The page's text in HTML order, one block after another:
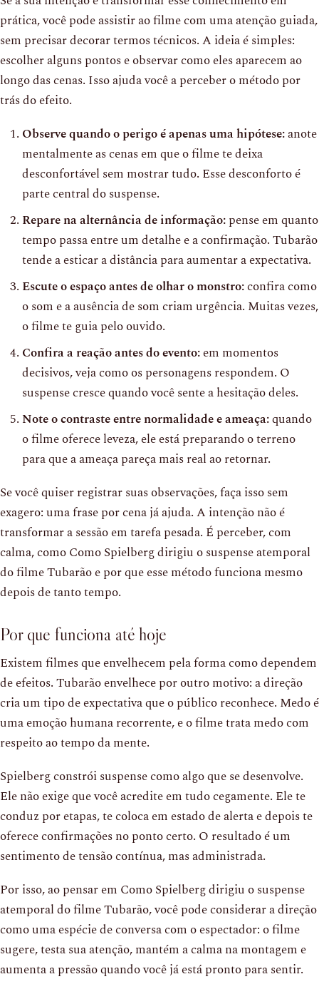
prática, você pode assistir ao filme com uma atenção guiada,
sem precisar decorar termos técnicos. A ideia é simples:
escolher alguns pontos e observar como eles aparecem ao
longo das cenas. Isso ajuda você a perceber o método por
trás do efeito.
Observe quando o perigo é apenas uma hipótese:anote
mentalmente as cenas em que o filme te deixa
desconfortável sem mostrar tudo. Esse desconforto é
parte central do suspense.
Repare na alternância de informação:pense em quanto
tempo passa entre um detalhe e a confirmação. Tubarão
tende a esticar a distância para aumentar a expectativa.
Escute o espaço antes de olhar o monstro:confira como
o som e a ausência de som criam urgência. Muitas vezes,
o filme te guia pelo ouvido.
Confira a reação antes do evento:em momentos
decisivos, veja como os personagens respondem. O
suspense cresce quando você sente a hesitação deles.
Note o contraste entre normalidade e ameaça:quando
o filme oferece leveza, ele está preparando o terreno
para que a ameaça pareça mais real ao retornar.
Se você quiser registrar suas observações, faça isso sem
exagero: uma frase por cena já ajuda. A intenção não é
transformar a sessão em tarefa pesada. É perceber, com
calma, como Como Spielberg dirigiu o suspense atemporal
do filme Tubarão e por que esse método funciona mesmo
depois de tanto tempo.
Por que funciona até hoje
Existem filmes que envelhecem pela forma como dependem
de efeitos. Tubarão envelhece por outro motivo: a direção
cria um tipo de expectativa que o público reconhece. Medo é
uma emoção humana recorrente, e o filme trata medo com
respeito ao tempo da mente.
Spielberg constrói suspense como algo que se desenvolve.
Ele não exige que você acredite em tudo cegamente. Ele te
conduz por etapas, te coloca em estado de alerta e depois te
oferece confirmações no ponto certo. O resultado é um
sentimento de tensão contínua, mas administrada.
Por isso, ao pensar em Como Spielberg dirigiu o suspense
atemporal do filme Tubarão, você pode considerar a direção
como uma espécie de conversa com o espectador: o filme
sugere, testa sua atenção, mantém a calma na montagem e
aumenta a pressão quando você já está pronto para sentir.